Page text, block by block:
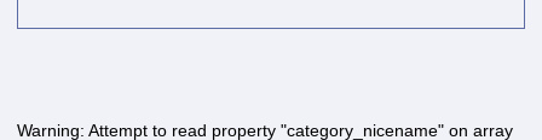
Warning: Attempt to read property "category_nicename" on array